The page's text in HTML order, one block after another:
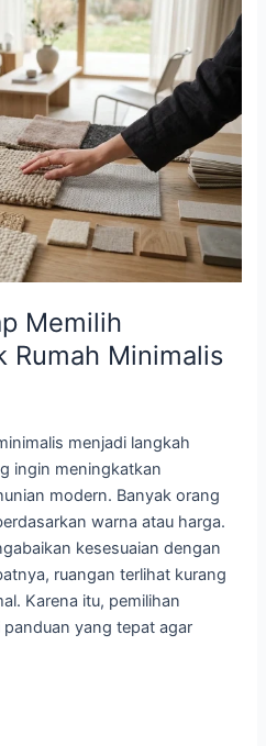
Memilih
Rumah Minimalis
menjadi langkah
ingin meningkatkan
modern. Banyak orang
warna atau harga.
kesesuaian dengan
ruangan terlihat kurang
Karena itu, pemilihan
yang tepat agar